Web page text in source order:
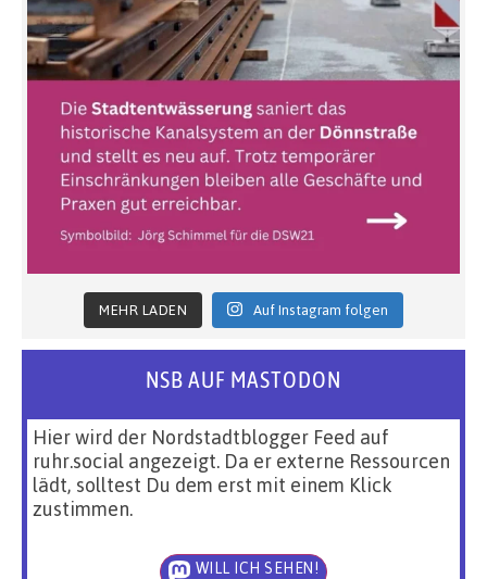
MEHR LADEN Auf Instagram folgen
NSB AUF MASTODON
Hier wird der Nordstadtblogger Feed auf
ruhr.social angezeigt. Da er externe Ressourcen
lädt, solltest Du dem erst mit einem Klick
zustimmen.
WILL ICH SEHEN!